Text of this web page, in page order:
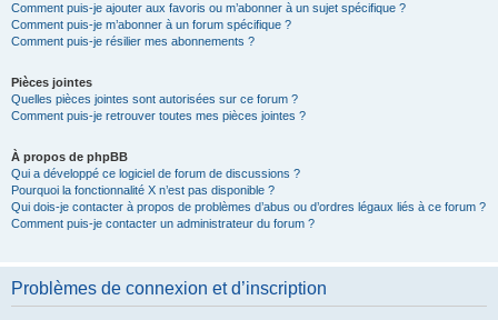
Comment puis-je ajouter aux favoris ou m’abonner à un sujet spécifique ?
Comment puis-je m’abonner à un forum spécifique ?
Comment puis-je résilier mes abonnements ?
Pièces jointes
Quelles pièces jointes sont autorisées sur ce forum ?
Comment puis-je retrouver toutes mes pièces jointes ?
À propos de phpBB
Qui a développé ce logiciel de forum de discussions ?
Pourquoi la fonctionnalité X n’est pas disponible ?
Qui dois-je contacter à propos de problèmes d’abus ou d’ordres légaux liés à ce forum ?
Comment puis-je contacter un administrateur du forum ?
Problèmes de connexion et d’inscription